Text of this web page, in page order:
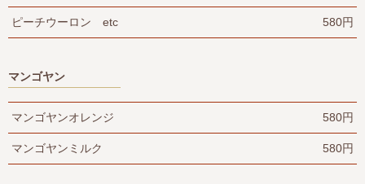
ピーチウーロン etc 580円
マンゴヤン
マンゴヤンオレンジ 580円
マンゴヤンミルク 580円